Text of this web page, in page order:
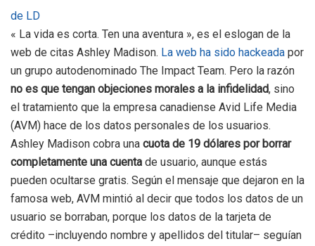
de LD
« La vida es corta. Ten una aventura », es el eslogan de la
web de citas Ashley Madison. La web ha sido hackeada por
un grupo autodenominado The Impact Team. Pero la razón
no es que tengan objeciones morales a la infidelidad, sino
el tratamiento que la empresa canadiense Avid Life Media
(AVM) hace de los datos personales de los usuarios.
Ashley Madison cobra una cuota de 19 dólares por borrar
completamente una cuenta de usuario, aunque estás
pueden ocultarse gratis. Según el mensaje que dejaron en la
famosa web, AVM mintió al decir que todos los datos de un
usuario se borraban, porque los datos de la tarjeta de
crédito –incluyendo nombre y apellidos del titular– seguían